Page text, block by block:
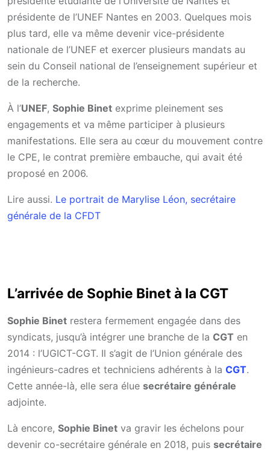
présidente de l’UNEF Nantes en 2003. Quelques mois
plus tard, elle va même devenir vice-présidente
nationale de l’UNEF et exercer plusieurs mandats au
sein du Conseil national de l’enseignement supérieur et
de la recherche.
À l’UNEF, Sophie Binet exprime pleinement ses
engagements et va même participer à plusieurs
manifestations. Elle sera au cœur du mouvement contre
le CPE, le contrat première embauche, qui avait été
proposé en 2006.
Lire aussi. Le portrait de Marylise Léon, secrétaire
générale de la CFDT
L’arrivée de Sophie Binet à la CGT
Sophie Binet restera fermement engagée dans des
syndicats, jusqu’à intégrer une branche de la CGT en
2014 : l’UGICT-CGT. Il s’agit de l’Union générale des
ingénieurs-cadres et techniciens adhérents à la CGT.
Cette année-là, elle sera élue secrétaire générale
adjointe.
Là encore, Sophie Binet va gravir les échelons pour
devenir co-secrétaire générale en 2018, puis secrétaire